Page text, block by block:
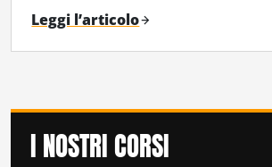
Leggi l’articolo
I NOSTRI CORSI